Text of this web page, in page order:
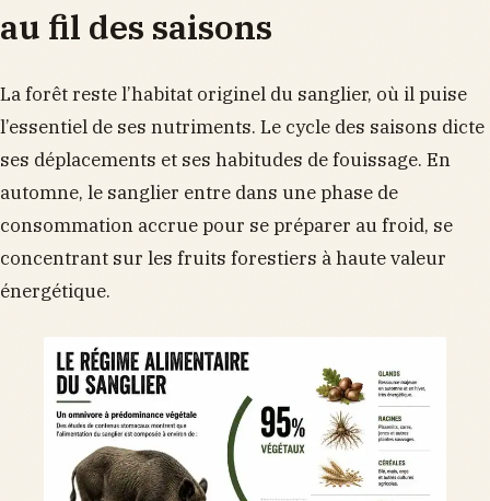
au fil des saisons
La forêt reste l’habitat originel du sanglier, où il puise
l’essentiel de ses nutriments. Le cycle des saisons dicte
ses déplacements et ses habitudes de fouissage. En
automne, le sanglier entre dans une phase de
consommation accrue pour se préparer au froid, se
concentrant sur les fruits forestiers à haute valeur
énergétique.